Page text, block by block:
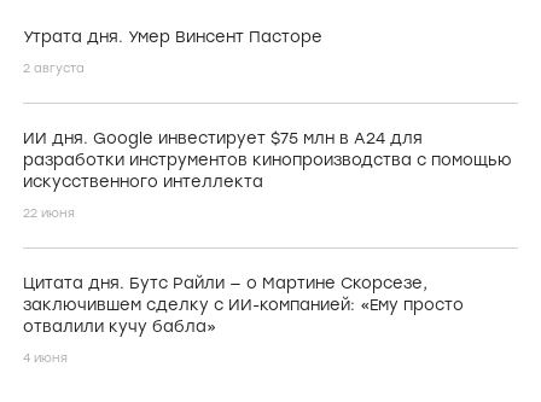
Утрата дня. Умер Винсент Пасторе
2 августа
ИИ дня. Google инвестирует $75 млн в А24 для
разработки инструментов кинопроизводства с помощью
искусственного интеллекта
22 июня
Цитата дня. Бутс Райли — о Мартине Скорсезе,
заключившем сделку с ИИ-компанией: «Ему просто
отвалили кучу бабла»
4 июня